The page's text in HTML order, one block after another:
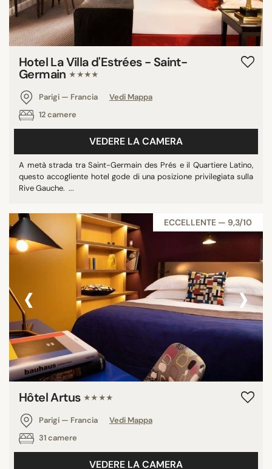
Hotel La Villa d'Estrées - Saint-
Germain ★★★★
Parigi — Francia
Vedi Mappa
12 camere
VEDERE LA CAMERA
A metà strada tra Saint-Germain des Prés e il Quartiere Latino,
questo accogliente hotel gode di una posizione privilegiata sulla
Rive Gauche. ...
ECCELLENTE — 9,3/10
‹ ›
Hôtel Artus ★★★★
Parigi — Francia
Vedi Mappa
31 camere
VEDERE LA CAMERA